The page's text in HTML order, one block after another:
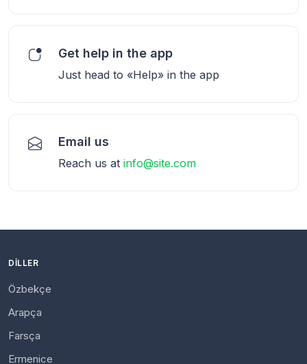
Get help in the app
Just head to «Help» in the app
Email us
Reach us at info@site.com
DILLER
Özbekçe
Arapça
Farsça
Ermenice